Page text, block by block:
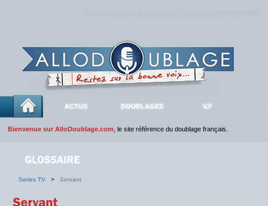
ACTUS DOUBLAGES V.F
Bienvenue sur AlloDoublage.com , le site référence du doublage français.
Series TV > Servant